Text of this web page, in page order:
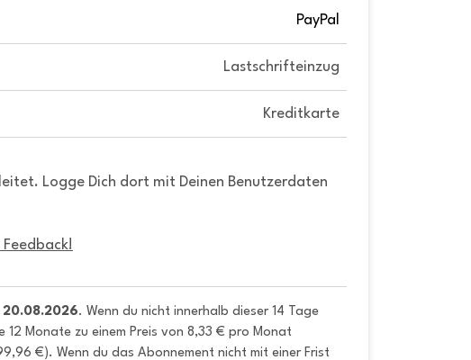
PayPal
Lastschrifteinzug
Kreditkarte
Logge Dich dort mit Deinen Benutzerdaten
20.08.2026. Wenn du nicht innerhalb dieser 14 Tage
Monate zu einem Preis von 8,33 € pro Monat
€). Wenn du das Abonnement nicht mit einer Frist